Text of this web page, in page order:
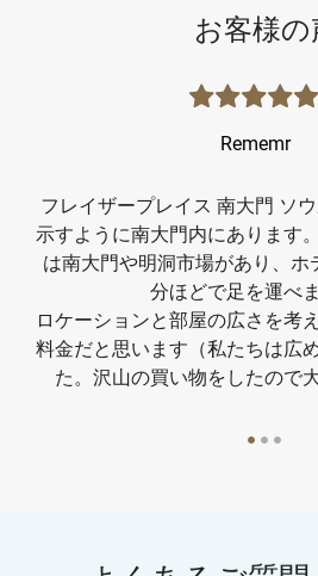
お客様の
Rememr
フレイザープレイス 南大門 ソ
示すように南大門内にあります
は南大門や明洞市場があり、
分ほどで足を運べま
ロケーションと部屋の広さを考
料金だと思います（私たちは広
た。沢山の買い物をしたので